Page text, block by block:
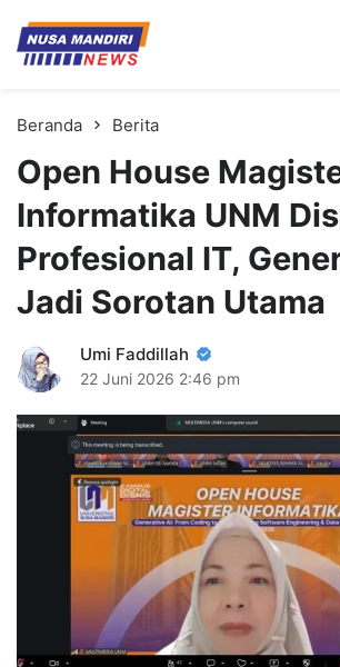
Kampus Digital Bisnis
Universitas Nusa Mandiri
Beranda Berita
Open House
Informatika UNM
Profesional IT,
Jadi Sorotan Utama
Umi Faddillah
22 Juni 2026 2:46 pm